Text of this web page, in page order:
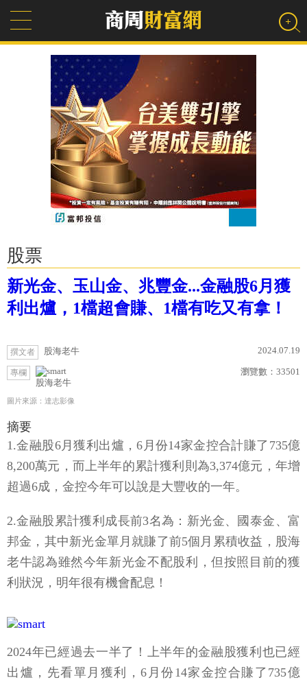
股票
新光金、玉山金、兆豐金...金融股6月獲
利出爐，1檔超會賺、1檔有吃又有拿！
撰文者 股海老牛 2024.07.19
專欄
股海老牛
瀏覽數： 33501
圖片來源：達志影像
摘要
1.金融股6月獲利出爐，6月份14家金控合計賺了735億
8,200萬元，而上半年的累計獲利則為3,374億元，年增
超過6成，金控今年可以說是大豐收的一年。
2.金融股累計獲利成長前3名為：新光金、國泰金、富
邦金，其中新光金單月就賺了前5個月累積收益，股海
老牛認為雖然今年新光金不配股利，但按照目前的獲
利狀況，明年很有機會配息！
2024年已經過去一半了！上半年的金融股獲利也已經
出爐，先看單月獲利，6月份14家金控合賺了735億